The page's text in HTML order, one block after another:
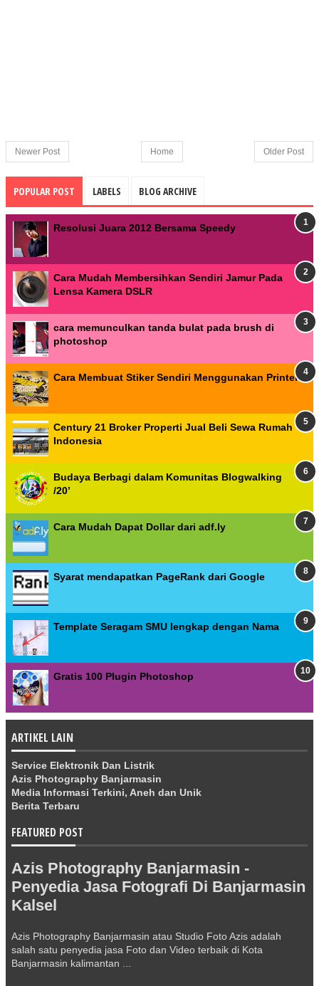
Newer Post Older Post
Home
POPULAR POST LABELS BLOG ARCHIVE
Resolusi Juara 2012 Bersama Speedy
Cara Mudah Membersihkan Sendiri Jamur Pada
Lensa Kamera DSLR
cara memunculkan tanda bulat pada brush di
photoshop
Cara Membuat Stiker Sendiri Menggunakan Printer
Century 21 Broker Properti Jual Beli Sewa Rumah
Indonesia
Budaya Berbagi dalam Komunitas Blogwalking
/20’
Cara Mudah Dapat Dollar dari adf.ly
Syarat mendapatkan PageRank dari Google
Template Seragam SMU lengkap dengan Nama
Gratis 100 Plugin Photoshop
ARTIKEL LAIN
Service Elektronik Dan Listrik
Azis Photography Banjarmasin
Media Informasi Terkini, Aneh dan Unik
Berita Terbaru
FEATURED POST
Azis Photography Banjarmasin -
Penyedia Jasa Fotografi Di Banjarmasin
Kalsel
Azis Photography Banjarmasin atau Studio Foto Azis adalah
salah satu penyedia jasa Foto dan Video terbaik di Kota
Banjarmasin kalimantan ...